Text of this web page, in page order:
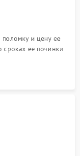
и цену ее
сроках ее починки